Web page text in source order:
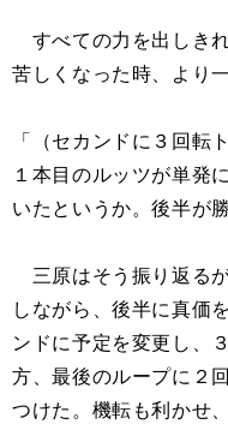
すべての力を出しき
苦しくなった時、より
「（セカンドに３回転
１本目のルッツが単発
いたというか。後半が
三原はそう振り返る
しながら、後半に真価
ンドに予定を変更し、
方、最後のループに２
つけた。機転も利かせ